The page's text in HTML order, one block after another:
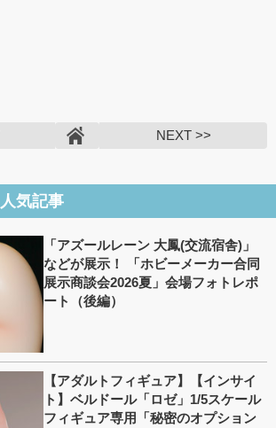
NEXT >>
気記事
「アズールレーン 大鳳(交流宿舎)」
などが展示！ 「ホビーメーカー合同
展示商談会2026夏」会場フォトレポ
ート（後編）
【アダルトフィギュア】【インサイ
ト】ベルドール「ロゼ」1/5スケール
フィギュア専用「秘密のオプション